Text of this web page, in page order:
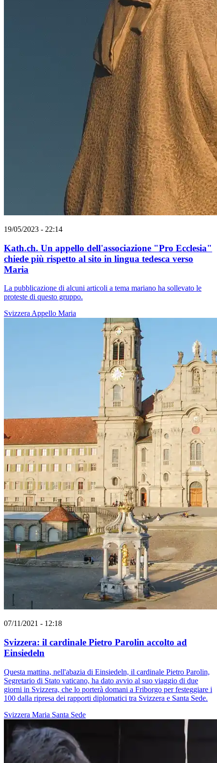
19/05/2023 - 22:14
Kath.ch. Un appello dell'associazione "Pro Ecclesia"
chiede più rispetto al sito in lingua tedesca verso
Maria
La pubblicazione di alcuni articoli a tema mariano ha sollevato le
proteste di questo gruppo.
Svizzera Appello Maria
07/11/2021 - 12:18
Svizzera: il cardinale Pietro Parolin accolto ad
Einsiedeln
Questa mattina, nell'abazia di Einsiedeln, il cardinale Pietro Parolin,
Segretario di Stato vaticano, ha dato avvio al suo viaggio di due
giorni in Svizzera, che lo porterà domani a Friborgo per festeggiare i
100 dalla ripresa dei rapporti diplomatici tra Svizzera e Santa Sede.
Svizzera Maria Santa Sede